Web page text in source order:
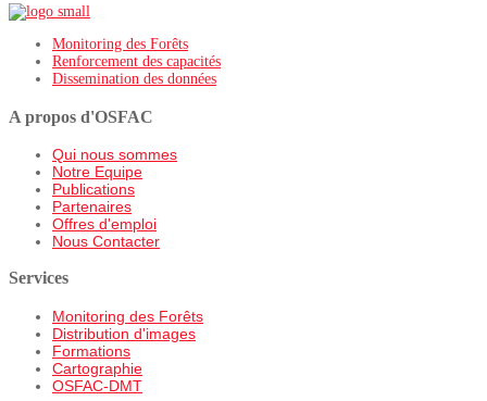
Monitoring des Forêts
Renforcement des capacités
Dissemination des données
A propos d'OSFAC
Qui nous sommes
Notre Equipe
Publications
Partenaires
Offres d'emploi
Nous Contacter
Services
Monitoring des Forêts
Distribution d'images
Formations
Cartographie
OSFAC-DMT